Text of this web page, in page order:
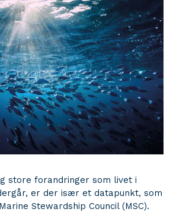
store forandringer som livet i
er der især et datapunkt, som
Stewardship Council (MSC).